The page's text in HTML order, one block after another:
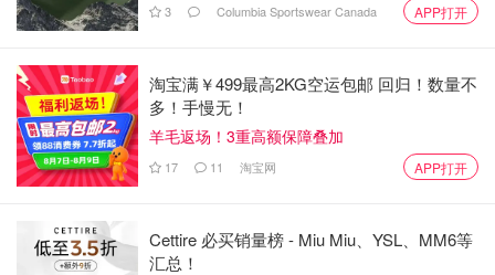
2、胡萝卜去皮，用擦丝器擦碎，锅中放油，将胡萝卜碎炒
3 Columbia Sportswear Canada APP打开
淘宝满￥499最高2KG空运包邮 回归！数量不
多！手慢无！
羊毛返场！3重高额保障叠加
17 11 淘宝网 APP打开
Cettire 必买销量榜 - Miu Miu、YSL、MM6等
汇总！